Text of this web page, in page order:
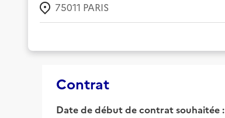
75011 PARIS
Contrat
Date de début de contrat souhaitée :